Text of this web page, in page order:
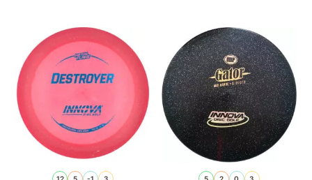
12 5 -1 3 5 2 0 3